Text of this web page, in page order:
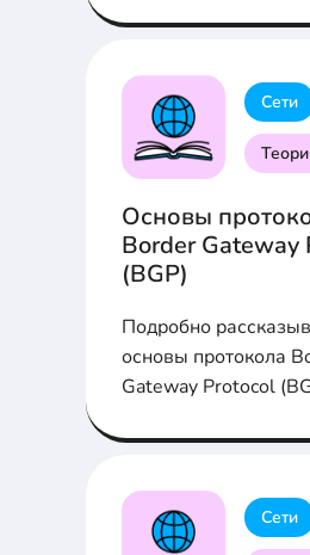
pfsense, DD-WRT,
Сети
Основы
Border Gateway
(BGP)
Подробно
основы протокола
Gateway Protocol
Сети